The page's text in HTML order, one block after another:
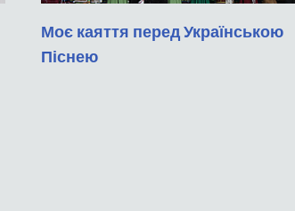
Моє каяття перед Українською
Піснею